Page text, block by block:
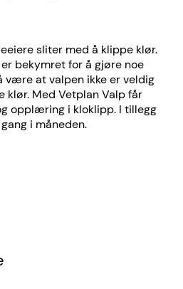
sliter med å klippe klør.
bekymret for å gjøre noe
være at valpen ikke er veldig
klør. Med Vetplan Valp får
opplæring i kloklipp. I tillegg
i måneden.